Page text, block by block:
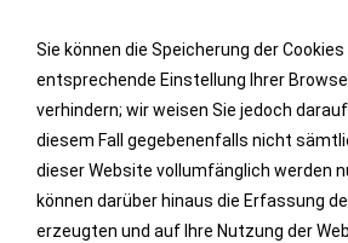
Sie können die Speicherung der
entsprechende Einstellung Ihrer
verhindern; wir weisen Sie jedoch
diesem Fall gegebenenfalls nicht
dieser Website vollumfänglich werden
können darüber hinaus die Erfassung
erzeugten und auf Ihre Nutzung der